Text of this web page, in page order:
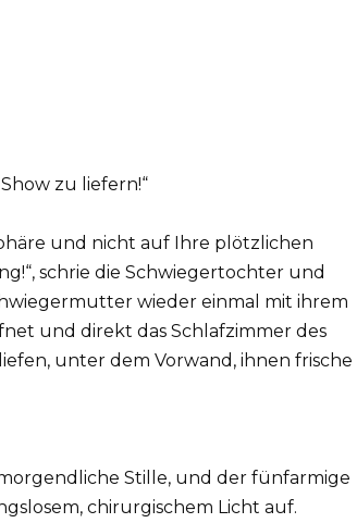
zu liefern!“
und nicht auf Ihre plötzlichen
schrie die Schwiegertochter und
wieder einmal mit ihrem
und direkt das Schlafzimmer des
unter dem Vorwand, ihnen frische
Stille, und der fünfarmige
chirurgischem Licht auf.